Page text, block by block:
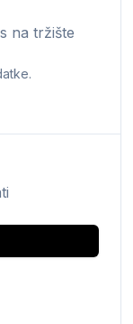
na tržište